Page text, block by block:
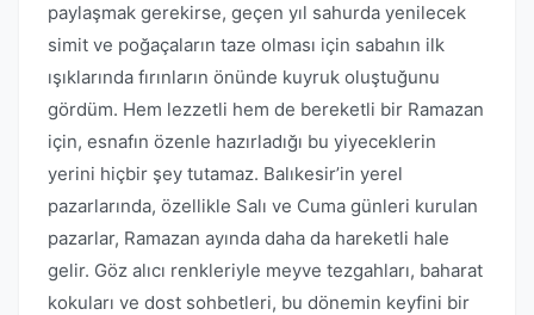
paylaşmak gerekirse, geçen yıl sahurda yenilecek
simit ve poğaçaların taze olması için sabahın ilk
ışıklarında fırınların önünde kuyruk oluştuğunu
gördüm. Hem lezzetli hem de bereketli bir Ramazan
için, esnafın özenle hazırladığı bu yiyeceklerin
yerini hiçbir şey tutamaz. Balıkesir’in yerel
pazarlarında, özellikle Salı ve Cuma günleri kurulan
pazarlar, Ramazan ayında daha da hareketli hale
gelir. Göz alıcı renkleriyle meyve tezgahları, baharat
kokuları ve dost sohbetleri, bu dönemin keyfini bir